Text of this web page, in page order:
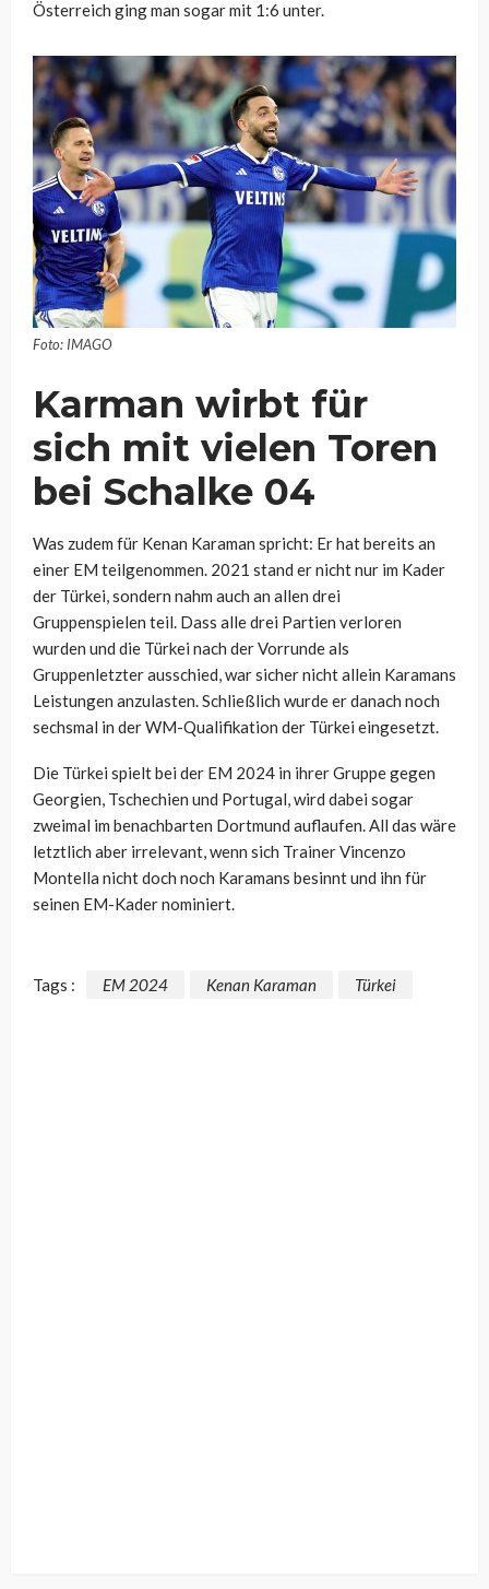
Österreich ging man sogar mit 1:6 unter.
Foto: IMAGO
Karman wirbt für
sich mit vielen Toren
bei Schalke 04
Was zudem für Kenan Karaman spricht: Er hat bereits an
einer EM teilgenommen. 2021 stand er nicht nur im Kader
der Türkei, sondern nahm auch an allen drei
Gruppenspielen teil. Dass alle drei Partien verloren
wurden und die Türkei nach der Vorrunde als
Gruppenletzter ausschied, war sicher nicht allein Karamans
Leistungen anzulasten. Schließlich wurde er danach noch
sechsmal in der WM-Qualifikation der Türkei eingesetzt.
Die Türkei spielt bei der EM 2024 in ihrer Gruppe gegen
Georgien, Tschechien und Portugal, wird dabei sogar
zweimal im benachbarten Dortmund auflaufen. All das wäre
letztlich aber irrelevant, wenn sich Trainer Vincenzo
Montella nicht doch noch Karamans besinnt und ihn für
seinen EM-Kader nominiert.
Tags : EM 2024 Kenan Karaman Türkei